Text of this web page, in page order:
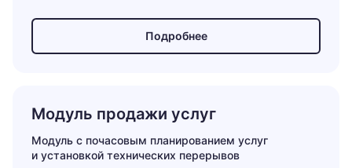
Подробнее
Модуль продажи услуг
Модуль с почасовым планированием услуг
и установкой технических перерывов